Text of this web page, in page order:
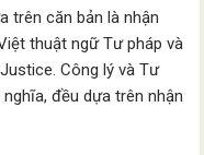
trên căn bản là nhận
thuật ngữ Tư pháp và
Công lý và Tư
đều dựa trên nhận